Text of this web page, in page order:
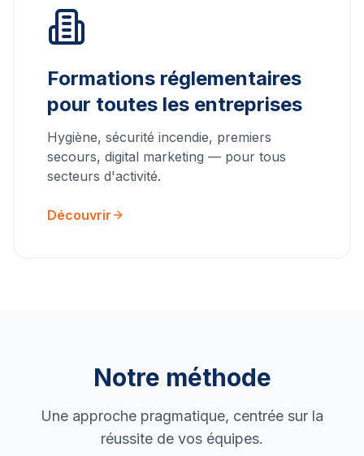
Formations réglementaires
pour toutes les entreprises
Hygiène, sécurité incendie, premiers
secours, digital marketing — pour tous
secteurs d'activité.
Découvrir
Notre méthode
Une approche pragmatique, centrée sur la
réussite de vos équipes.